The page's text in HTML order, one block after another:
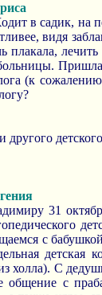
в садик, на
видя
плакала,
(к
другого
31
с
холла). С
общение с